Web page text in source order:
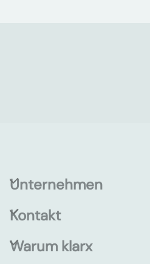
Unternehmen
Kontakt
Warum klarx